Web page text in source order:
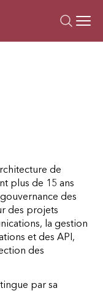
de
plus de 15 ans
des
des projets
la gestion
et des API,
des
par sa